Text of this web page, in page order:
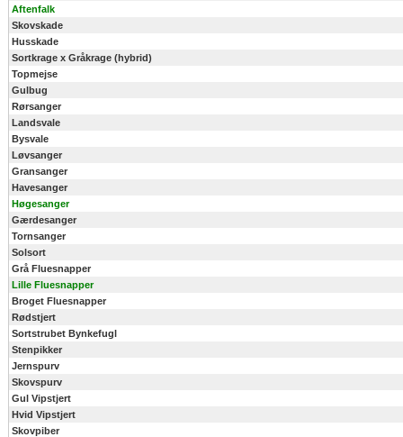
Aftenfalk
Skovskade
Husskade
Sortkrage x Gråkrage (hybrid)
Topmejse
Gulbug
Rørsanger
Landsvale
Bysvale
Løvsanger
Gransanger
Havesanger
Høgesanger
Gærdesanger
Tornsanger
Solsort
Grå Fluesnapper
Lille Fluesnapper
Broget Fluesnapper
Rødstjert
Sortstrubet Bynkefugl
Stenpikker
Jernspurv
Skovspurv
Gul Vipstjert
Hvid Vipstjert
Skovpiber